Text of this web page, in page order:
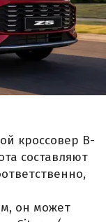
кроссовер B-
составляют
он может